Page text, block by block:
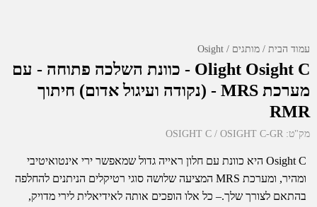
עמוד הבית מותגים Osight
Olight Osight C - כוונת השלכה פתוחה - עם
מערכת MRS - (נקודה ועיגול אדום) חיתוך
RMR
מק"ט: OSIGHT C / OSIGHT C-GR
Osight C היא כוונת עם חלון ראייה גדול שמאפשר ירי אינטואיטיבי
ומהיר, ומערכת MRS המציעה שלושה סוגי רטיקלים הניתנים להחלפה
בהתאם לצורך שלך.– כל אלו הופכים אותה לאידיאלית לירי מדויק,